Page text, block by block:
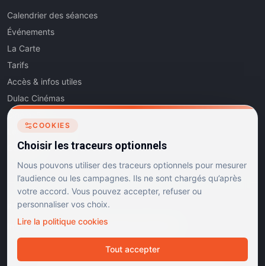
Calendrier des séances
Événements
La Carte
Tarifs
Accès & infos utiles
Dulac Cinémas
Cinéma5
Les Dits de l'Art
Contact
RÉSEAUX SOCIAUX
Instagram Facebook Linkedin
COOKIES
Choisir les traceurs optionnels
Nous pouvons utiliser des traceurs optionnels pour mesurer
l’audience ou les campagnes. Ils ne sont chargés qu’après
votre accord. Vous pouvez accepter, refuser ou
personnaliser vos choix.
Lire la politique cookies
Tout accepter